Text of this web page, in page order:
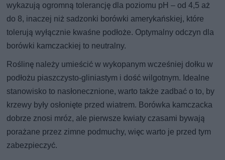
wykazują ogromną tolerancję dla poziomu pH – od 4,5 aż
do 8, inaczej niż sadzonki borówki amerykańskiej, które
tolerują wyłącznie kwaśne podłoże. Optymalny odczyn dla
borówki kamczackiej to neutralny.
Roślinę należy umieścić w wykopanym wcześniej dołku w
podłożu piaszczysto-gliniastym i dość wilgotnym. Idealne
stanowisko to nasłonecznione, warto także zadbać o to, by
krzewy były osłonięte przed wiatrem. Borówka kamczacka
dobrze znosi mróz, ale pierwsze kwiaty czasami bywają
porażane przez zimne podmuchy, więc warto je przed tym
zabezpieczyć.